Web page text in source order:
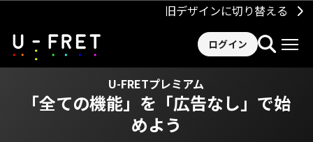
旧デザインに切り替える
ログイン
U-FRETプレミアム
「全ての機能」を 「広告なし」で始
めよう